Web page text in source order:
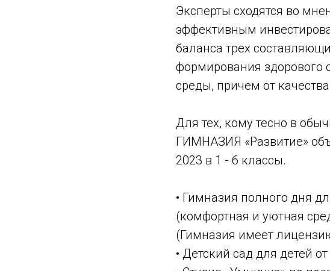
Эксперты сходятся во
эффективным
баланса трех
формирования
среды, причем от
Для тех, кому тесно в
ГИМНАЗИЯ «Развитие»
2023 в 1 - 6 классы.
• Гимназия полного дня
(комфортная и уютная
(Гимназия имеет
• Детский сад для детей